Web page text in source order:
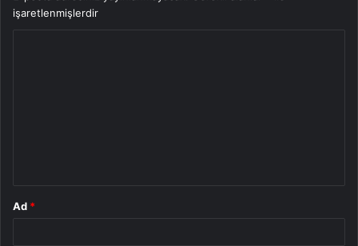
işaretlenmişlerdir
Ad *